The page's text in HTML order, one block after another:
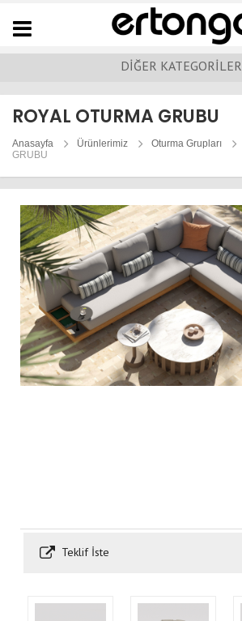
Navigation
DİĞER KATEGORİLER
ROYAL OTURMA GRUBU
Anasayfa Ürünlerimiz Oturma Grupları
GRUBU
Teklif İste